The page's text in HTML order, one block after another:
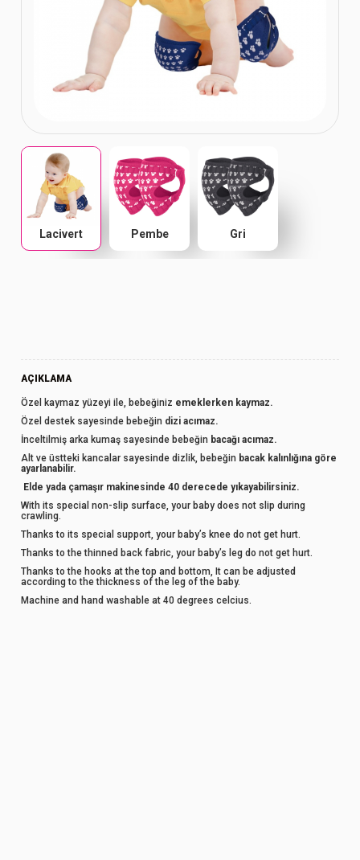
Lacivert Pembe Gri
AÇIKLAMA
Özel kaymaz yüzeyi ile, bebeğiniz emeklerken kaymaz.
Özel destek sayesinde bebeğin dizi acımaz.
İnceltilmiş arka kumaş sayesinde bebeğin bacağı acımaz.
Alt ve üstteki kancalar sayesinde dizlik, bebeğin bacak kalınlığına göre
ayarlanabilir.
Elde yada çamaşır makinesinde 40 derecede yıkayabilirsiniz.
With its special non-slip surface, your baby does not slip during
crawling.
Thanks to its special support, your baby’s knee do not get hurt.
Thanks to the thinned back fabric, your baby’s leg do not get hurt.
Thanks to the hooks at the top and bottom, It can be adjusted
according to the thickness of the leg of the baby.
Machine and hand washable at 40 degrees celcius.